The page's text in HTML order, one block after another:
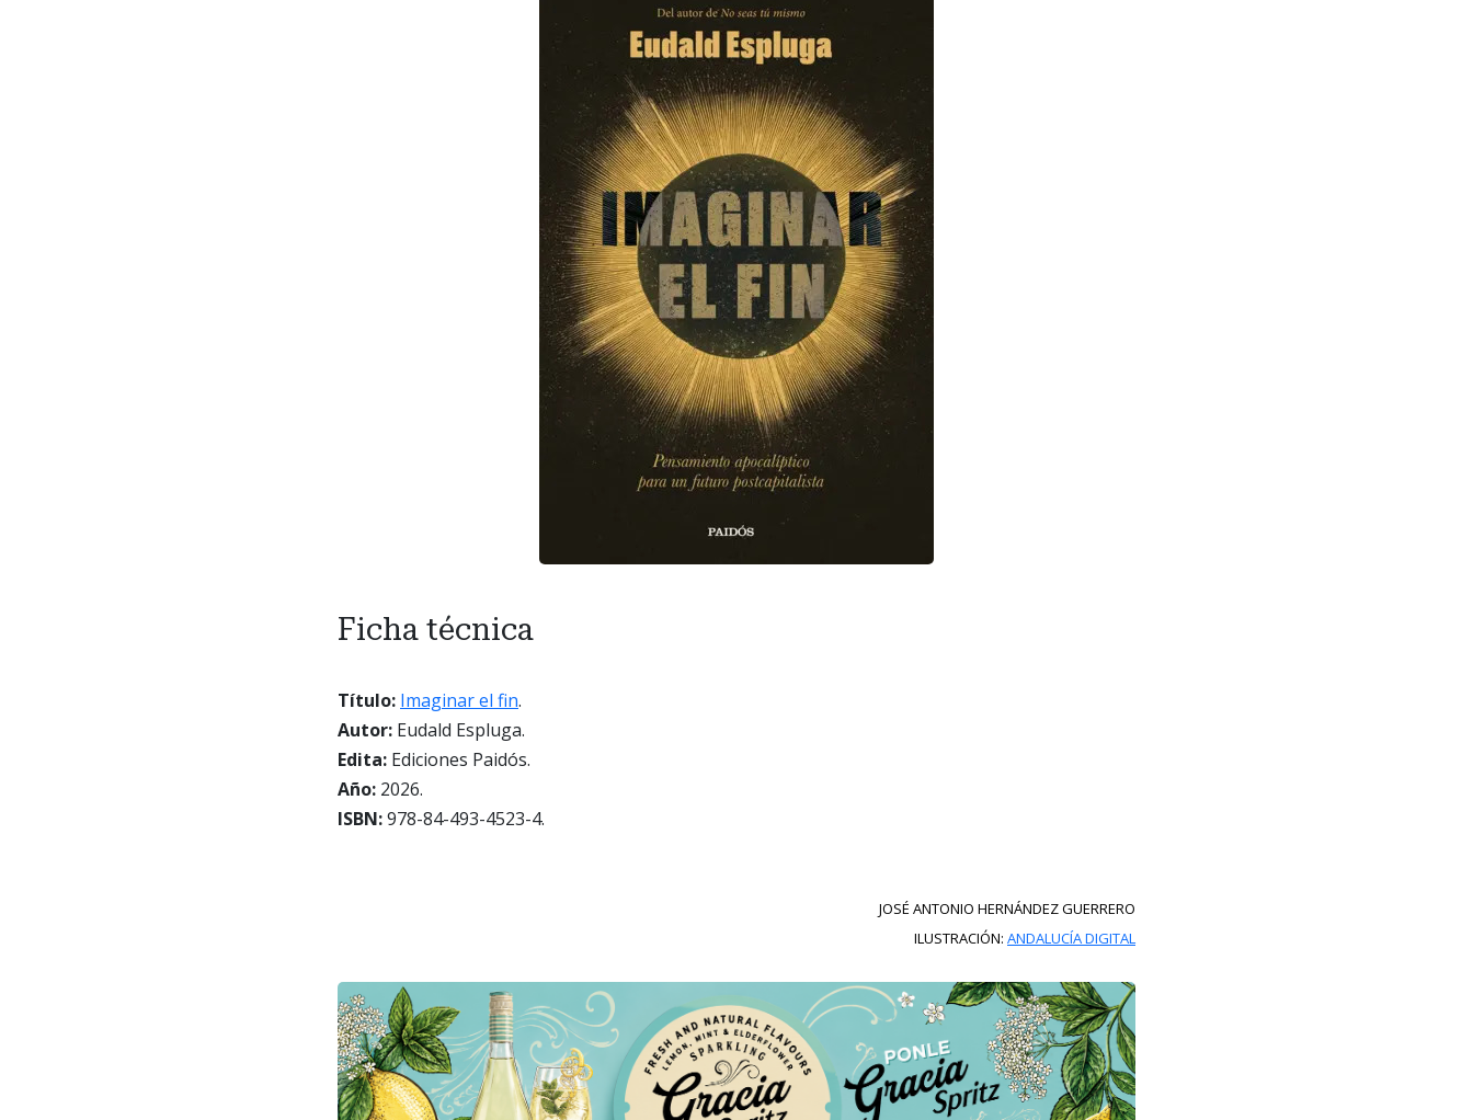
Ficha técnica
Título: Imaginar el fin.
Autor: Eudald Espluga.
Edita: Ediciones Paidós.
Año: 2026.
ISBN:978-84-493-4523-4.
JOSÉ ANTONIO HERNÁNDEZ GUERRERO
ILUSTRACIÓN: ANDALUCÍA DIGITAL